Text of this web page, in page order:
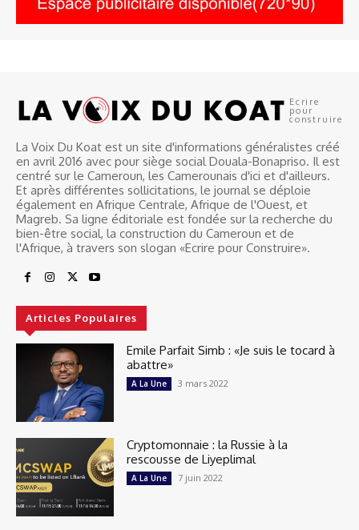
Ecrire
pour
construire
La Voix Du Koat est un site d'informations généralistes créé
en avril 2016 avec pour siège social Douala-Bonapriso. Il est
centré sur le Cameroun, les Camerounais d'ici et d'ailleurs.
Et après différentes sollicitations, le journal se déploie
également en Afrique Centrale, Afrique de l'Ouest, et
Magreb. Sa ligne éditoriale est fondée sur la recherche du
bien-être social, la construction du Cameroun et de
l'Afrique, à travers son slogan «Ecrire pour Construire».
Articles Populaires
Emile Parfait Simb : «Je suis le tocard à
abattre»
A La Une 3 mars 2022
Cryptomonnaie : la Russie à la
rescousse de Liyeplimal
A La Une 7 juin 2022